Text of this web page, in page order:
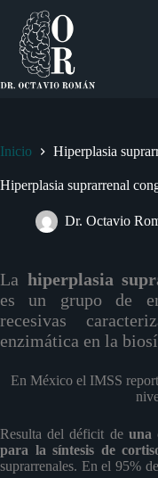
contenido
Inicio Hiperplasia
Hiperplasia suprarrenal
Dr. Octavio
La hiperplasia
es un grupo de
recesivas
enzimática en la
En México el IMSS
Resulta del déficit de una
para la síntesis de
suprarrenales. En el 95%